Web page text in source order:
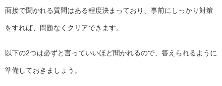
面接で聞かれる質問はある程度決まっており、事前にしっかり対策
をすれば、問題なくクリアできます。
以下の2つは必ずと言っていいほど聞かれるので、答えられるように
準備しておきましょう。